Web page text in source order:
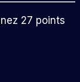
27 points